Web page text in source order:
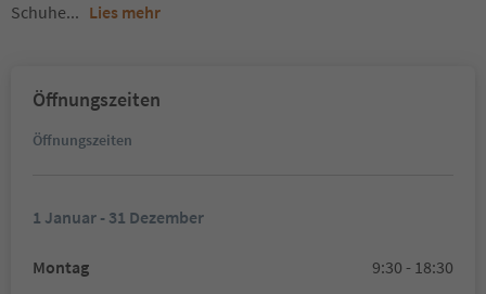
Schuhe... Lies mehr
Öffnungszeiten
Öffnungszeiten
1 Januar - 31 Dezember
Montag
9:30 - 18:30